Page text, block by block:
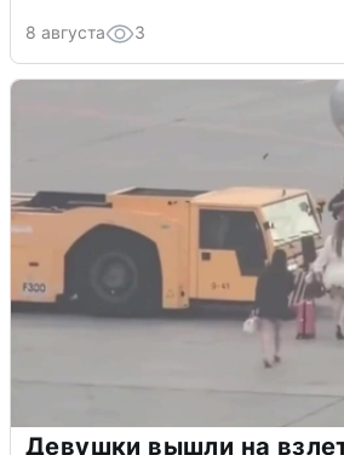
8 августа 3
Девушки вышли на